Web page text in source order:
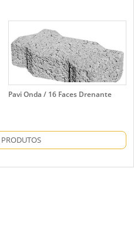
Pavi Onda / 16 Faces Drenante